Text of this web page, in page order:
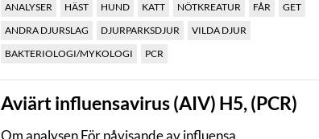
ANALYSER HÄST HUND KATT NÖTKREATUR FÅR
GET
ANDRA DJURSLAG
DJURPARKSDJUR
VILDA DJUR
BAKTERIOLOGI/MYKOLOGI
PCR
Aviärt influensavirus (AIV) H5, (PCR)
Om analysen För påvisande av influensa